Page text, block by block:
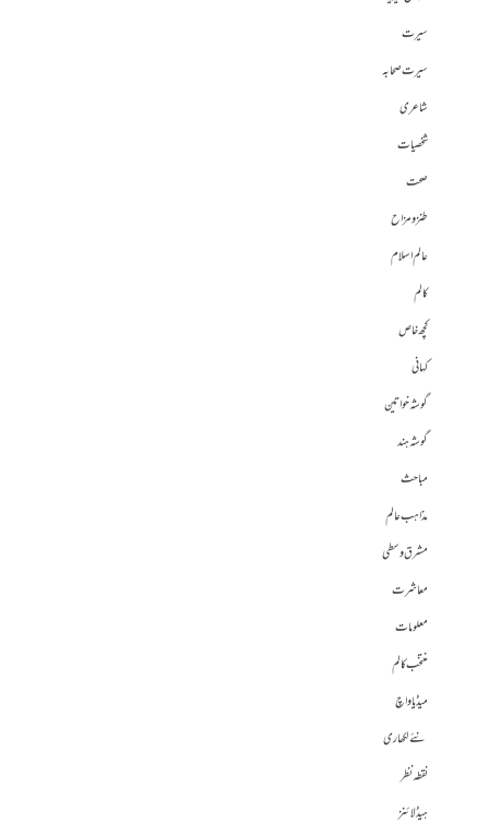
سیرت
سیرت صحابہ
شاعری
شخصیات
صحت
طنز و مزاح
عالم اسلام
کالم
کچھ خاص
کہانی
گوشہ خواتین
گوشہ ہند
مباحث
مذاہب عالم
مشرق وسطی
معاشرت
معلومات
منتخب کالم
میڈیا واچ
نئے لکھاری
نقطہ نظر
ہیڈلائنز